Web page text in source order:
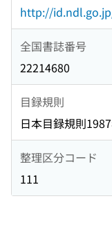
http://
全国書誌番号
22214680
目録規則
日本目録規則
整理区分コード
111